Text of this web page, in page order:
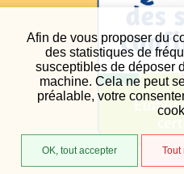
Afin de vous proposer du
des statistiques de
susceptibles de déposer
machine. Cela ne peut
préalable, votre
OK, tout accepter Tout